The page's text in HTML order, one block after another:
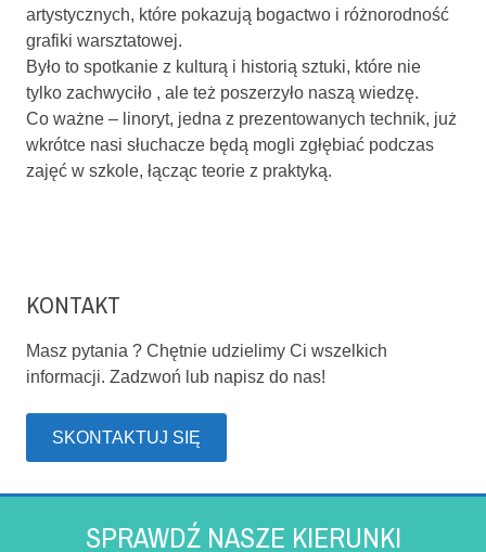
artystycznych, które pokazują bogactwo i różnorodność
grafiki warsztatowej.
Było to spotkanie z kulturą i historią sztuki, które nie
tylko zachwyciło , ale też poszerzyło naszą wiedzę.
Co ważne – linoryt, jedna z prezentowanych technik, już
wkrótce nasi słuchacze będą mogli zgłębiać podczas
zajęć w szkole, łącząc teorie z praktyką.
KONTAKT
Masz pytania ? Chętnie udzielimy Ci wszelkich
informacji. Zadzwoń lub napisz do nas!
SKONTAKTUJ SIĘ
SPRAWDŹ NASZE KIERUNKI